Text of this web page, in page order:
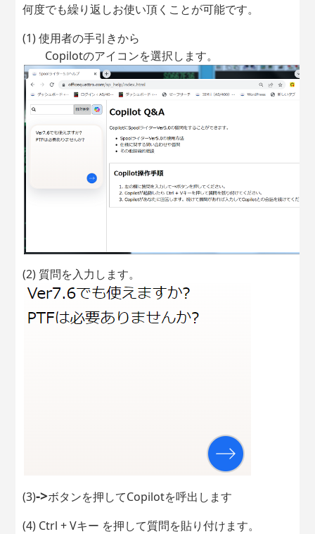
何度でも繰り返しお使い頂くことが可能です。
(1) 使用者の手引きから
Copilotのアイコンを選択します。
(2) 質問を入力します。
(3)->ボタンを押してCopilotを呼出します
(4) Ctrl + Vキー を押して質問を貼り付けます。